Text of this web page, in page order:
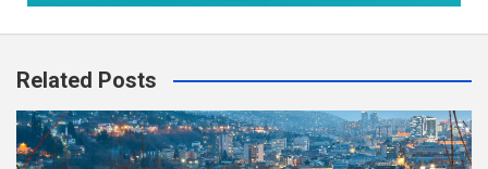
Related Posts